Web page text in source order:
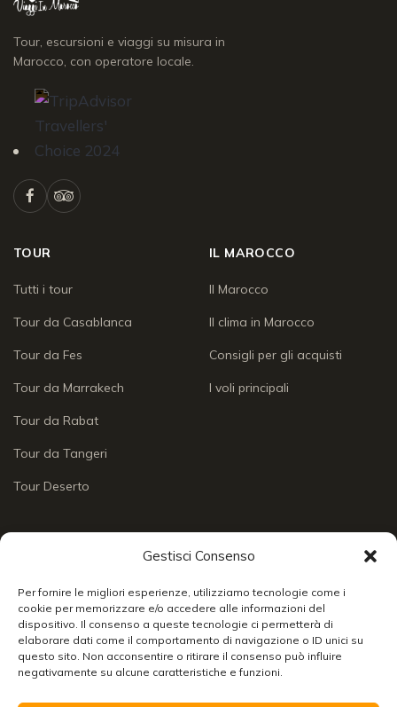
Gestisci Consenso
Per fornire le migliori esperienze, utilizziamo tecnologie come i
cookie per memorizzare e/o accedere alle informazioni del
dispositivo. Il consenso a queste tecnologie ci permetterà di
elaborare dati come il comportamento di navigazione o ID unici su
questo sito. Non acconsentire o ritirare il consenso può influire
negativamente su alcune caratteristiche e funzioni.
Tour, escursioni e viaggi su misura in
Marocco, con operatore locale.
TOUR
Tutti i tour
Tour da Casablanca
Tour da Fes
Tour da Marrakech
Tour da Rabat
Tour da Tangeri
Tour Deserto
IL MAROCCO
Il Marocco
Il clima in Marocco
Consigli per gli acquisti
I voli principali
Enogastronomia
Lo sai che
Racconti di viaggio
Social Wall
Contatti
24/7 support